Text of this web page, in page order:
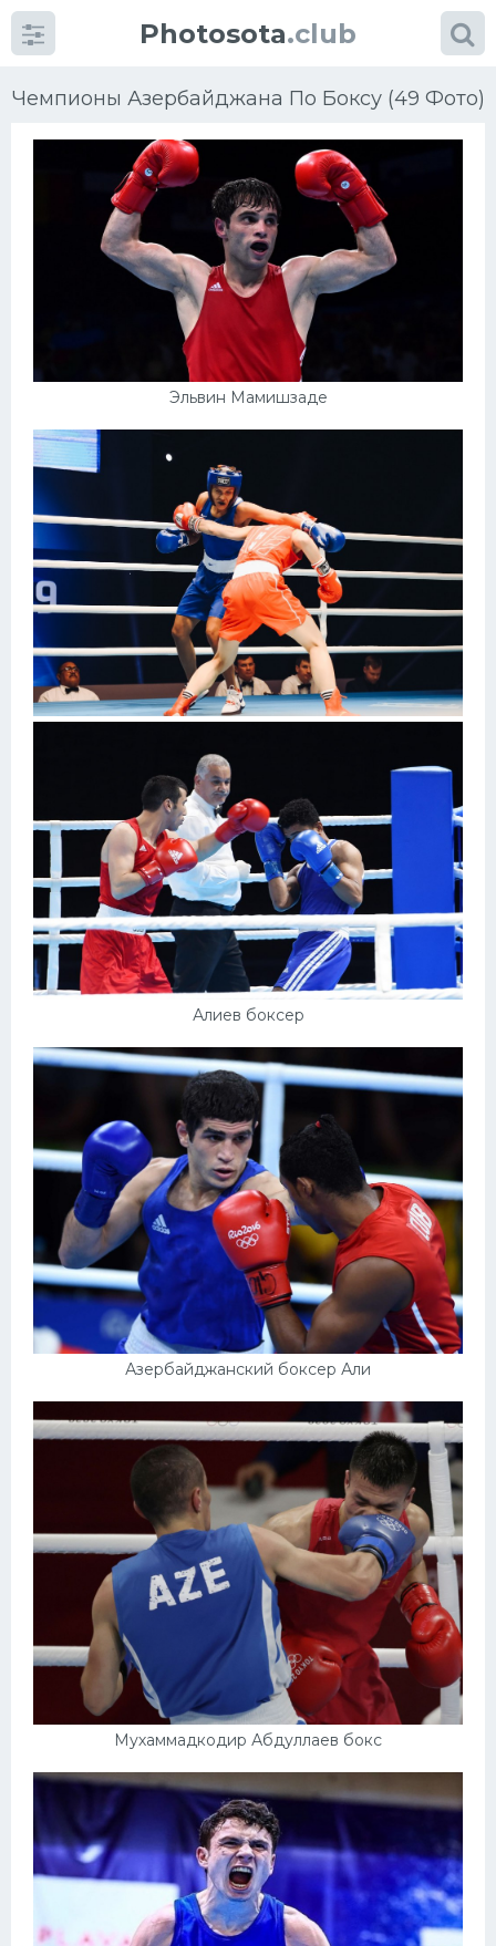
Photosota.club
Чемпионы Азербайджана По Боксу (49 Фото)
Эльвин Мамишзаде
Алиев боксер
Азербайджанский боксер Али
Мухаммадкодир Абдуллаев бокс
КатегорииФото
Еще картинки...
Хоккей
Велогонки
Конькобежный спорт
Тренажеры
Интерьер квартиры